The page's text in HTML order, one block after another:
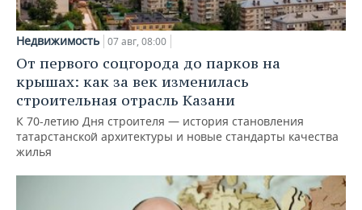
Недвижимость 07 авг, 08:00
От первого соцгорода до парков на
крышах: как за век изменилась
строительная отрасль Казани
К 70-летию Дня строителя — история становления
татарстанской архитектуры и новые стандарты качества
жилья